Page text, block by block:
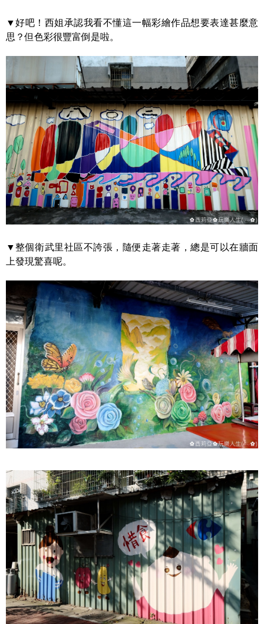
▼好吧！西姐承認我看不懂這一幅彩繪作品想要表達甚麼意
思？但色彩很豐富倒是啦。
▼整個衛武里社區不誇張，隨便走著走著，總是可以在牆面
上發現驚喜呢。